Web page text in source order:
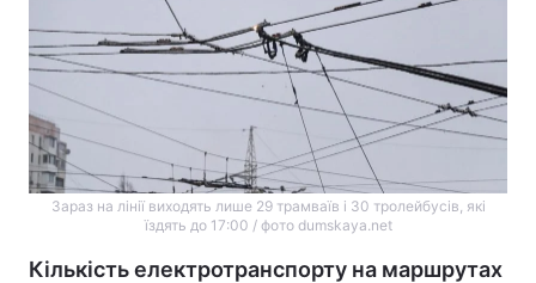
Зараз на лінії виходять лише 29 трамваїв і 30 тролейбусів, які
їздять до 17:00 / фото dumskaya.net
Кількість електротранспорту на маршрутах